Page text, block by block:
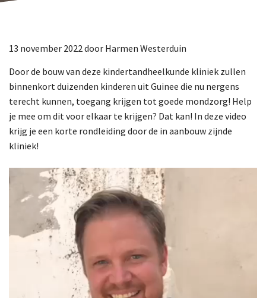
13 november 2022door Harmen Westerduin
Door de bouw van deze kindertandheelkunde kliniek zullen
binnenkort duizenden kinderen uit Guinee die nu nergens
terecht kunnen, toegang krijgen tot goede mondzorg! Help
je mee om dit voor elkaar te krijgen? Dat kan! In deze video
krijg je een korte rondleiding door de in aanbouw zijnde
kliniek!